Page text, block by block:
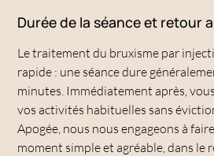
Durée de la séance et retour
Le traitement du bruxisme par
rapide : une séance dure
minutes. Immédiatement après,
vos activités habituelles sans
Apogée, nous nous engageons à
moment simple et agréable, dans le